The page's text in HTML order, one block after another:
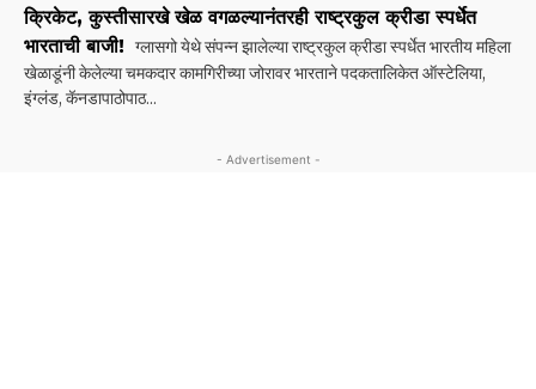
क्रिकेट, कुस्तीसारखे खेळ वगळल्यानंतरही राष्ट्रकुल क्रीडा स्पर्धेत
भारताची बाजी! ग्लासगो येथे संपन्न झालेल्या राष्ट्रकुल क्रीडा स्पर्धेत भारतीय महिला
खेळाडूंनी केलेल्या चमकदार कामगिरी‌च्या जोरावर भारताने पदकतालिकेत ऑस्टेलिया,
इंग्लंड, कॅनडापाठोपाठ...
- Advertisement -